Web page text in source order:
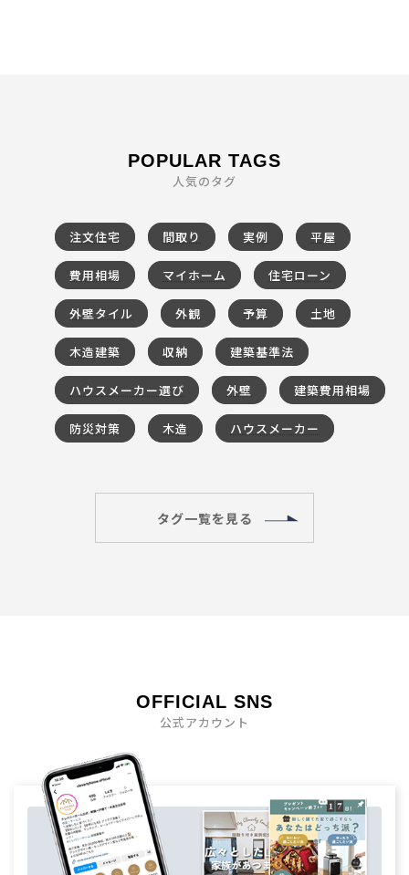
POPULAR TAGS
人気のタグ
注文住宅 間取り 実例 平屋
費用相場 マイホーム 住宅ローン
外壁タイル 外観 予算 土地
木造建築 収納 建築基準法
ハウスメーカー選び 外壁 建築費用相場
防災対策 木造 ハウスメーカー
タグ一覧を見る
OFFICIAL SNS
公式アカウント